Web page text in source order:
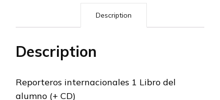
Description
Description
Reporteros internacionales 1 Libro del
alumno (+ CD)